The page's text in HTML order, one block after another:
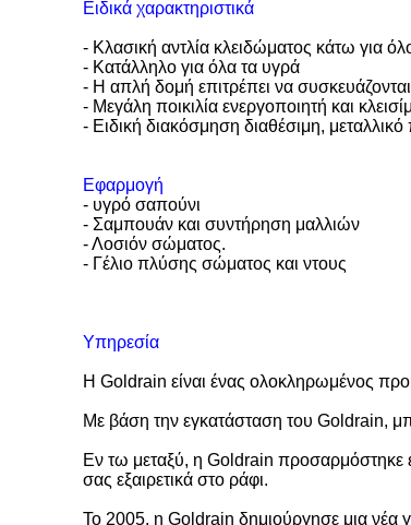
Ειδικά χαρακτηριστικά
- Κλασική αντλία κλειδώματος κάτω για
- Κατάλληλο για όλα τα υγρά
- Η απλή δομή επιτρέπει να
- Μεγάλη ποικιλία ενεργοποιητή και
- Ειδική διακόσμηση διαθέσιμη,
Εφαρμογή
- υγρό σαπούνι
- Σαμπουάν και συντήρηση μαλλιών
- Λοσιόν σώματος.
- Γέλιο πλύσης σώματος και ντους
Υπηρεσία
Η Goldrain είναι ένας ολοκληρωμένος
Με βάση την εγκατάσταση του Goldrain,
Εν τω μεταξύ, η Goldrain προσαρμόστηκε
σας εξαιρετικά στο ράφι.
Το 2005, η Goldrain δημιούργησε μια νέα